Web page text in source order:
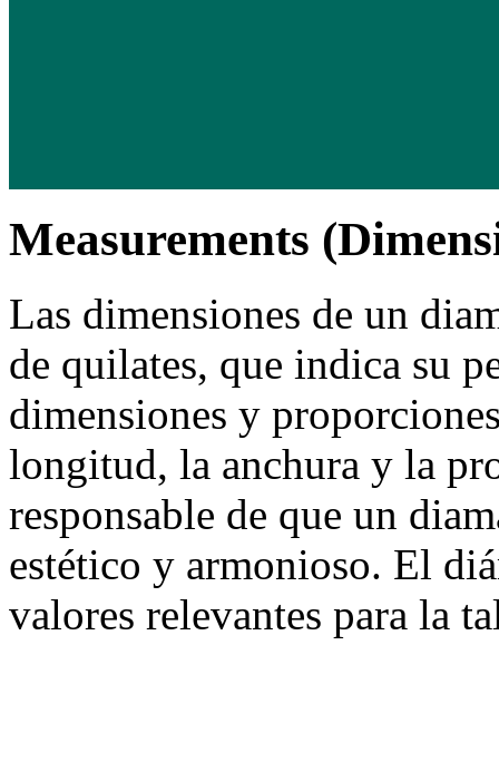
Measurements
Las dimensiones de un
de quilates, que indica su
dimensiones y
longitud, la anchura y la
responsable de que un
estético y armonioso. El
valores relevantes para la